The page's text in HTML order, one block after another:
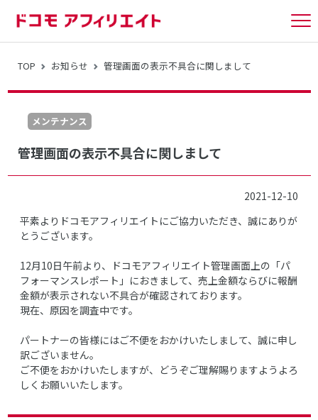
TOP お知らせ 管理画面の表示不具合に関しまして
メンテナンス
管理画面の表示不具合に関しまして
2021-12-10
平素よりドコモアフィリエイトにご協力いただき、誠にありが
とうございます。
12月10日午前より、ドコモアフィリエイト管理画面上の「パ
フォーマンスレポート」におきまして、売上金額ならびに報酬
金額が表示されない不具合が確認されております。
現在、原因を調査中です。
パートナーの皆様にはご不便をおかけいたしまして、誠に申し
訳ございません。
ご不便をおかけいたしますが、どうぞご理解賜りますようよろ
しくお願いいたします。